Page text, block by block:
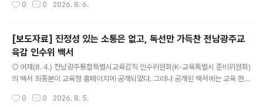
각한 것으로 드러났다. - 법정부담금은 사학법인이 법적으로 부담해야 하는 교직원
년 교육청의 재정결함보조금, 즉 시민의 혈세로 메워지고 있는 실정이다. - 아래 표>
와 같이, 전남광주 관내 사립학교 157개교의 2025년도..
0 0 2026. 8. 6.
[보도자료] 진정성 있는 소통은 없고, 독선만 가득찬 전남광주교
육감 인수위 백서
○ 어제(8. 4.) 전남광주통합특별시교육감직 인수위원회(K-교육특별시 준비위원회)
의 백서 최종본이 교육청 홈페이지에 공개되었다. 그러나 공개된 백서에는 교육 현장
이지 : https://www.jngjedu.kr/news/articleView.html?idxno=119232 -
0 0 2026. 8. 5.